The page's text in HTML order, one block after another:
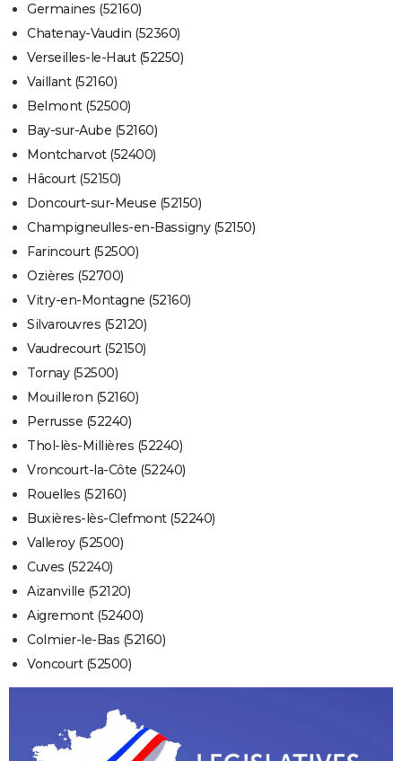
Germaines (52160)
Chatenay-Vaudin (52360)
Verseilles-le-Haut (52250)
Vaillant (52160)
Belmont (52500)
Bay-sur-Aube (52160)
Montcharvot (52400)
Hâcourt (52150)
Doncourt-sur-Meuse (52150)
Champigneulles-en-Bassigny (52150)
Farincourt (52500)
Ozières (52700)
Vitry-en-Montagne (52160)
Silvarouvres (52120)
Vaudrecourt (52150)
Tornay (52500)
Mouilleron (52160)
Perrusse (52240)
Thol-lès-Millières (52240)
Vroncourt-la-Côte (52240)
Rouelles (52160)
Buxières-lès-Clefmont (52240)
Valleroy (52500)
Cuves (52240)
Aizanville (52120)
Aigremont (52400)
Colmier-le-Bas (52160)
Voncourt (52500)